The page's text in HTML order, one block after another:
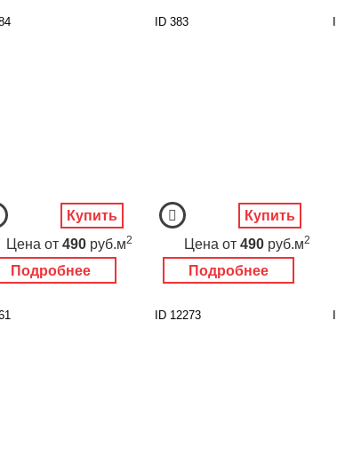
Подробнее
Цена от 490 руб.м2
Купить
ID 383
Подробнее
Цена от 490 руб.м2
Купить
ID 12273